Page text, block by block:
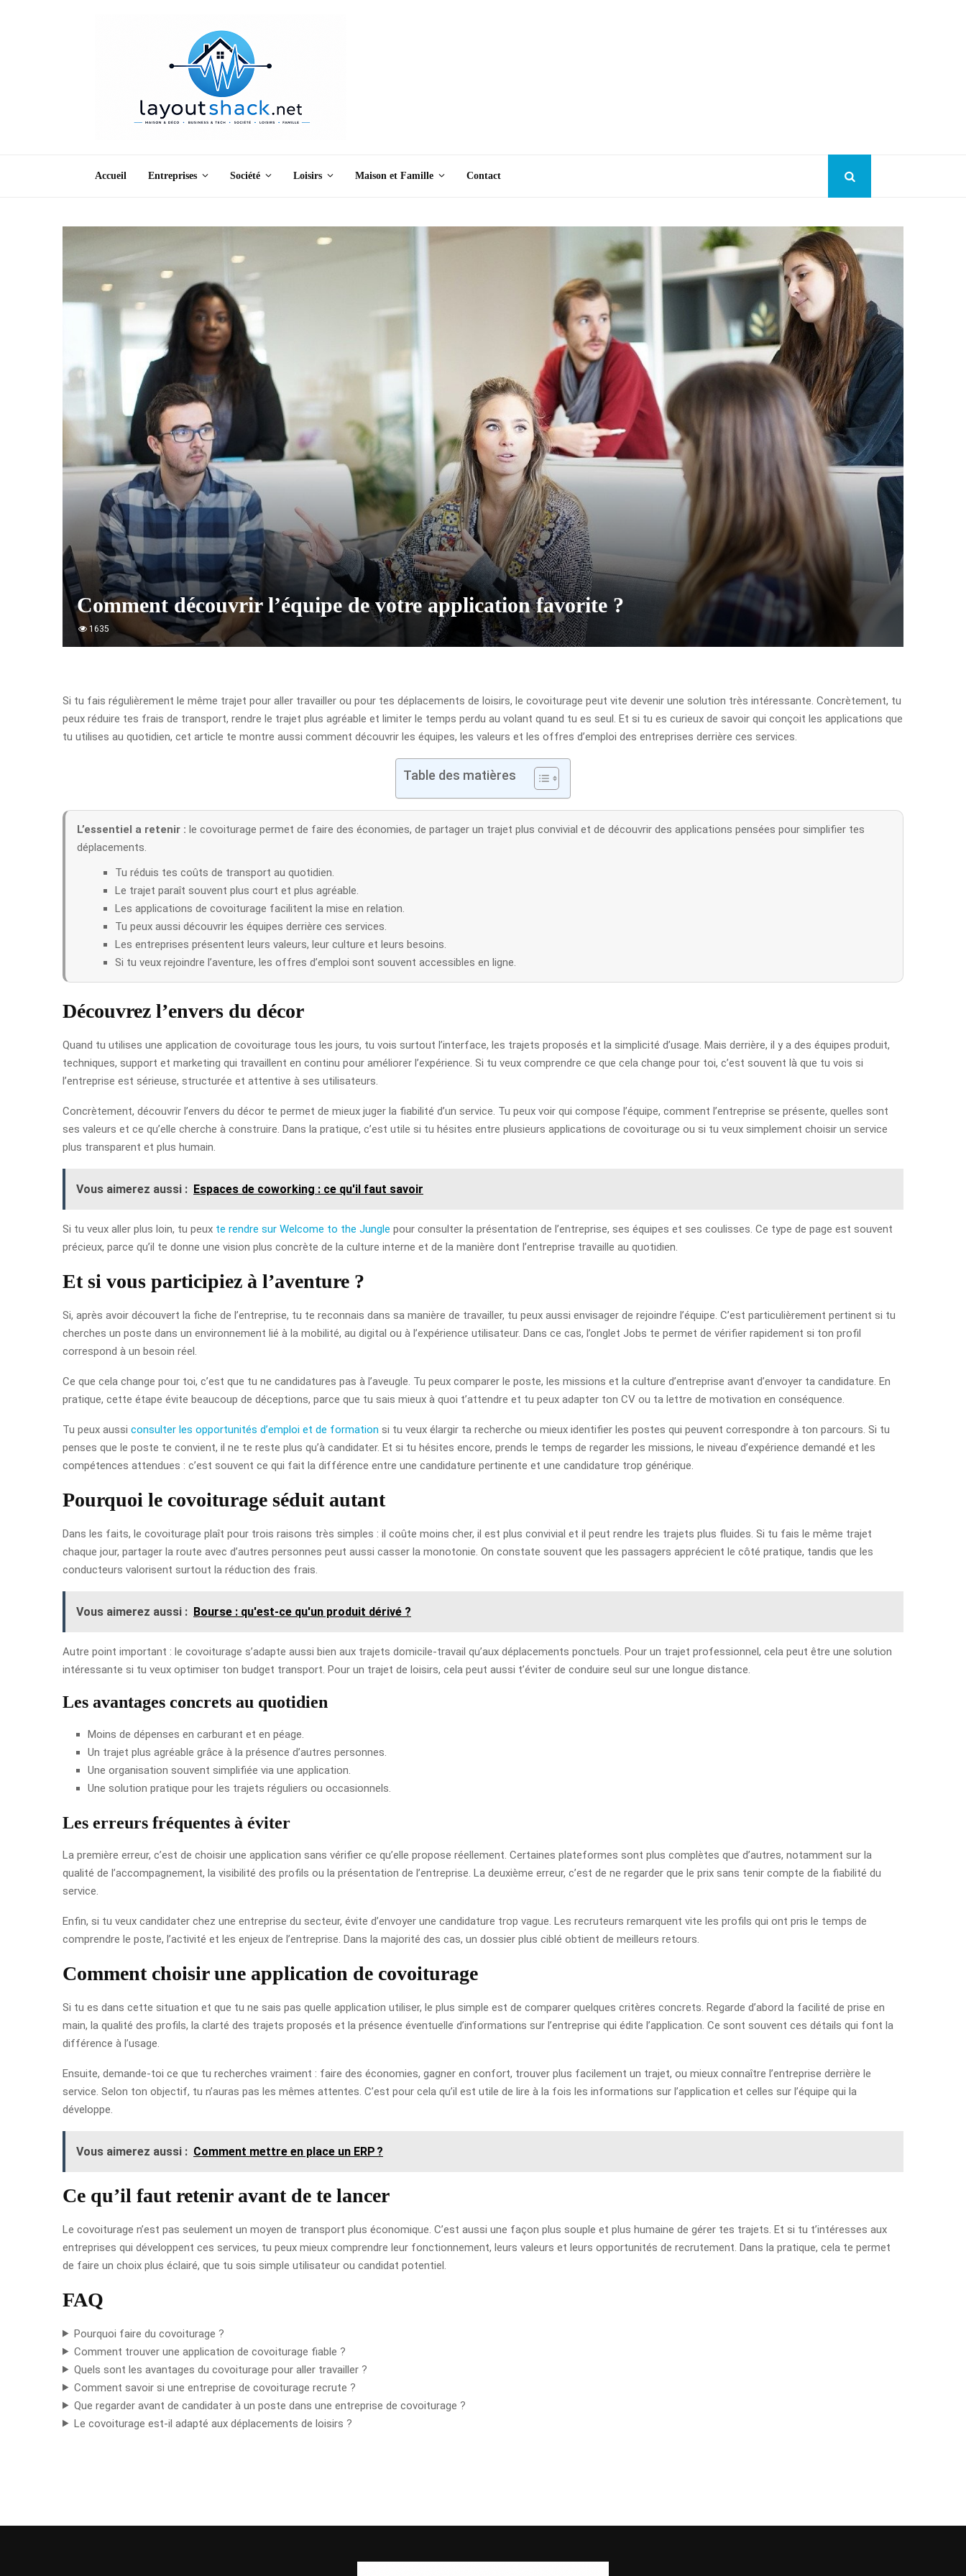
Accueil Entreprises Société Loisirs Maison et Famille Contact
Comment découvrir l’équipe de votre application favorite ?
1635
Si tu fais régulièrement le même trajet pour aller travailler ou pour tes déplacements de loisirs, le covoiturage peut vite devenir une solution très intéressante. Concrètement, tu
peux réduire tes frais de transport, rendre le trajet plus agréable et limiter le temps perdu au volant quand tu es seul. Et si tu es curieux de savoir qui conçoit les applications que
tu utilises au quotidien, cet article te montre aussi comment découvrir les équipes, les valeurs et les offres d’emploi des entreprises derrière ces services.
Table des matières
L’essentiel a retenir : le covoiturage permet de faire des économies, de partager un trajet plus convivial et de découvrir des applications pensées pour simplifier tes
déplacements.
Tu réduis tes coûts de transport au quotidien.
Le trajet paraît souvent plus court et plus agréable.
Les applications de covoiturage facilitent la mise en relation.
Tu peux aussi découvrir les équipes derrière ces services.
Les entreprises présentent leurs valeurs, leur culture et leurs besoins.
Si tu veux rejoindre l’aventure, les offres d’emploi sont souvent accessibles en ligne.
Découvrez l’envers du décor
Quand tu utilises une application de covoiturage tous les jours, tu vois surtout l’interface, les trajets proposés et la simplicité d’usage. Mais derrière, il y a des équipes produit,
techniques, support et marketing qui travaillent en continu pour améliorer l’expérience. Si tu veux comprendre ce que cela change pour toi, c’est souvent là que tu vois si
l’entreprise est sérieuse, structurée et attentive à ses utilisateurs.
Concrètement, découvrir l’envers du décor te permet de mieux juger la fiabilité d’un service. Tu peux voir qui compose l’équipe, comment l’entreprise se présente, quelles sont
ses valeurs et ce qu’elle cherche à construire. Dans la pratique, c’est utile si tu hésites entre plusieurs applications de covoiturage ou si tu veux simplement choisir un service
plus transparent et plus humain.
Vous aimerez aussi : Espaces de coworking : ce qu'il faut savoir
Si tu veux aller plus loin, tu peux te rendre sur Welcome to the Jungle pour consulter la présentation de l’entreprise, ses équipes et ses coulisses. Ce type de page est souvent
précieux, parce qu’il te donne une vision plus concrète de la culture interne et de la manière dont l’entreprise travaille au quotidien.
Et si vous participiez à l’aventure ?
Si, après avoir découvert la fiche de l’entreprise, tu te reconnais dans sa manière de travailler, tu peux aussi envisager de rejoindre l’équipe. C’est particulièrement pertinent si tu
cherches un poste dans un environnement lié à la mobilité, au digital ou à l’expérience utilisateur. Dans ce cas, l’onglet Jobs te permet de vérifier rapidement si ton profil
correspond à un besoin réel.
Ce que cela change pour toi, c’est que tu ne candidatures pas à l’aveugle. Tu peux comparer le poste, les missions et la culture d’entreprise avant d’envoyer ta candidature. En
pratique, cette étape évite beaucoup de déceptions, parce que tu sais mieux à quoi t’attendre et tu peux adapter ton CV ou ta lettre de motivation en conséquence.
Tu peux aussi consulter les opportunités d’emploi et de formation si tu veux élargir ta recherche ou mieux identifier les postes qui peuvent correspondre à ton parcours. Si tu
penses que le poste te convient, il ne te reste plus qu’à candidater. Et si tu hésites encore, prends le temps de regarder les missions, le niveau d’expérience demandé et les
compétences attendues : c’est souvent ce qui fait la différence entre une candidature pertinente et une candidature trop générique.
Pourquoi le covoiturage séduit autant
Dans les faits, le covoiturage plaît pour trois raisons très simples : il coûte moins cher, il est plus convivial et il peut rendre les trajets plus fluides. Si tu fais le même trajet
chaque jour, partager la route avec d’autres personnes peut aussi casser la monotonie. On constate souvent que les passagers apprécient le côté pratique, tandis que les
conducteurs valorisent surtout la réduction des frais.
Vous aimerez aussi : Bourse : qu'est-ce qu'un produit dérivé ?
Autre point important : le covoiturage s’adapte aussi bien aux trajets domicile-travail qu’aux déplacements ponctuels. Pour un trajet professionnel, cela peut être une solution
intéressante si tu veux optimiser ton budget transport. Pour un trajet de loisirs, cela peut aussi t’éviter de conduire seul sur une longue distance.
Les avantages concrets au quotidien
Moins de dépenses en carburant et en péage.
Un trajet plus agréable grâce à la présence d’autres personnes.
Une organisation souvent simplifiée via une application.
Une solution pratique pour les trajets réguliers ou occasionnels.
Les erreurs fréquentes à éviter
La première erreur, c’est de choisir une application sans vérifier ce qu’elle propose réellement. Certaines plateformes sont plus complètes que d’autres, notamment sur la
qualité de l’accompagnement, la visibilité des profils ou la présentation de l’entreprise. La deuxième erreur, c’est de ne regarder que le prix sans tenir compte de la fiabilité du
service.
Enfin, si tu veux candidater chez une entreprise du secteur, évite d’envoyer une candidature trop vague. Les recruteurs remarquent vite les profils qui ont pris le temps de
comprendre le poste, l’activité et les enjeux de l’entreprise. Dans la majorité des cas, un dossier plus ciblé obtient de meilleurs retours.
Comment choisir une application de covoiturage
Si tu es dans cette situation et que tu ne sais pas quelle application utiliser, le plus simple est de comparer quelques critères concrets. Regarde d’abord la facilité de prise en
main, la qualité des profils, la clarté des trajets proposés et la présence éventuelle d’informations sur l’entreprise qui édite l’application. Ce sont souvent ces détails qui font la
différence à l’usage.
Ensuite, demande-toi ce que tu recherches vraiment : faire des économies, gagner en confort, trouver plus facilement un trajet, ou mieux connaître l’entreprise derrière le
service. Selon ton objectif, tu n’auras pas les mêmes attentes. C’est pour cela qu’il est utile de lire à la fois les informations sur l’application et celles sur l’équipe qui la
développe.
Vous aimerez aussi : Comment mettre en place un ERP ?
Ce qu’il faut retenir avant de te lancer
Le covoiturage n’est pas seulement un moyen de transport plus économique. C’est aussi une façon plus souple et plus humaine de gérer tes trajets. Et si tu t’intéresses aux
entreprises qui développent ces services, tu peux mieux comprendre leur fonctionnement, leurs valeurs et leurs opportunités de recrutement. Dans la pratique, cela te permet
de faire un choix plus éclairé, que tu sois simple utilisateur ou candidat potentiel.
FAQ
Pourquoi faire du covoiturage ?
Comment trouver une application de covoiturage fiable ?
Quels sont les avantages du covoiturage pour aller travailler ?
Comment savoir si une entreprise de covoiturage recrute ?
Que regarder avant de candidater à un poste dans une entreprise de covoiturage ?
Le covoiturage est-il adapté aux déplacements de loisirs ?